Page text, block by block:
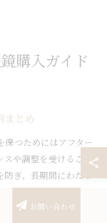
購入ガイド
まとめ
保つためにはアフター
スや調整を受けること
ぎ、長期間にわたっ
口県周南市の眼鏡店
交換など充実したア
お問い合わせ